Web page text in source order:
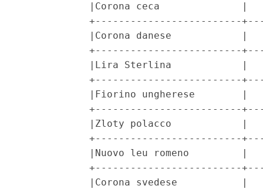
|Corona ceca              |
+-------------------------
|Corona danese            |
+-------------------------
|Lira Sterlina            |
+-------------------------
|Fiorino ungherese        |
+-------------------------
|Zloty polacco            |
+-------------------------
|Nuovo leu romeno         |
+-------------------------
|Corona svedese           |